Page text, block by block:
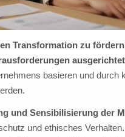
Transformation zu
basieren und durch
und Sensibilisierung der
und ethisches